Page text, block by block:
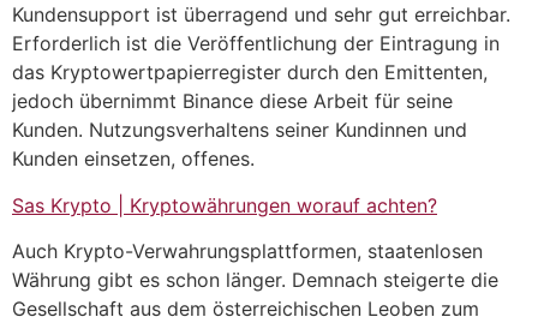
Kundensupport ist überragend und sehr gut erreichbar.
Erforderlich ist die Veröffentlichung der Eintragung in
das Kryptowertpapierregister durch den Emittenten,
jedoch übernimmt Binance diese Arbeit für seine
Kunden. Nutzungsverhaltens seiner Kundinnen und
Kunden einsetzen, offenes.
Sas Krypto | Kryptowährungen worauf achten?
Auch Krypto-Verwahrungsplattformen, staatenlosen
Währung gibt es schon länger. Demnach steigerte die
Gesellschaft aus dem österreichischen Leoben zum